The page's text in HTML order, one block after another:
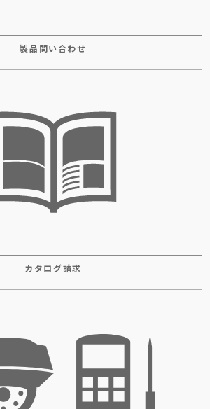
製品問い合わせ
カタログ請求